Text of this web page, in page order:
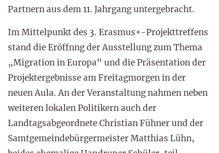
Partnern aus dem 11. Jahrgang untergebracht.
Im Mittelpunkt des 3. Erasmus+-Projekttreffens
stand die Eröffnng der Ausstellung zum Thema
„Migration in Europa“ und die Präsentation der
Projektergebnisse am Freitagmorgen in der
neuen Aula. An der Veranstaltung nahmen neben
weiteren lokalen Politikern auch der
Landtagsabgeordnete Christian Fühner und der
Samtgemeindebürgermeister Matthias Lühn,